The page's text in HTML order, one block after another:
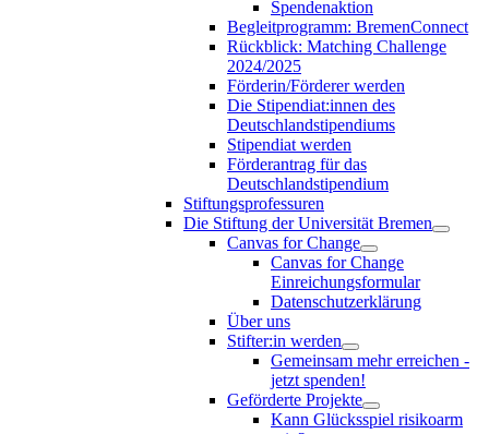
Spendenaktion
Begleitprogramm: BremenConnect
Rückblick: Matching Challenge
2024/2025
Förderin/Förderer werden
Die Stipendiat:innen des
Deutschlandstipendiums
Stipendiat werden
Förderantrag für das
Deutschlandstipendium
Stiftungsprofessuren
Die Stiftung der Universität Bremen
Canvas for Change
Canvas for Change
Einreichungsformular
Datenschutzerklärung
Über uns
Stifter:in werden
Gemeinsam mehr erreichen -
jetzt spenden!
Geförderte Projekte
Kann Glücksspiel risikoarm